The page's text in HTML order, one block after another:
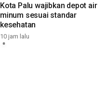
Kota Palu wajibkan depot air
minum sesuai standar
kesehatan
10 jam lalu